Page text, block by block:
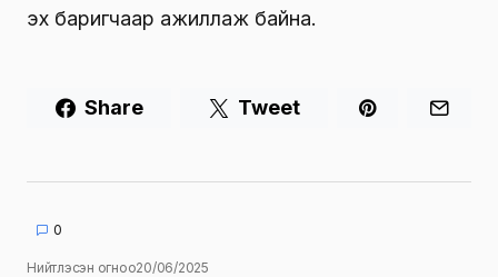
эх баригчаар ажиллаж байна.
Share Tweet
0
Нийтлэсэн огноо20/06/2025